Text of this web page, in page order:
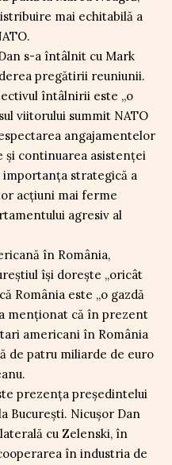
mai echitabilă a
s-a întâlnit cu Mark
pregătirii reuniunii.
întâlnirii este „o
viitorului summit NATO
angajamentelor
continuarea asistenței
importanța strategică a
acțiuni mai ferme
agresiv al
în România,
își dorește „oricât
România este „o gazdă
menționat că în prezent
americani în România
de patru miliarde de euro
prezența președintelui
București. Nicușor Dan
cu Zelenski, în
în industria de